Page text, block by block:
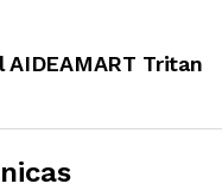
Tritan